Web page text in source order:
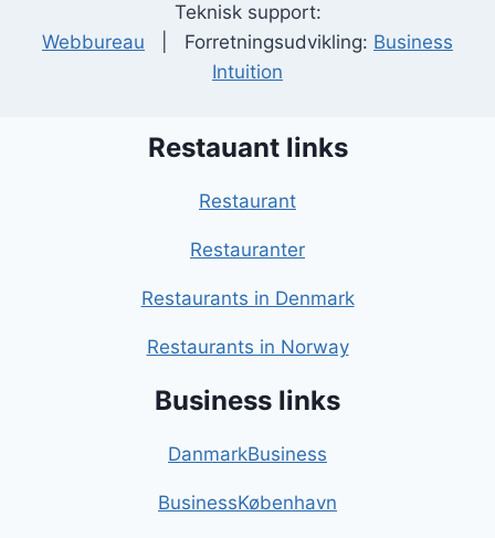
Teknisk support:
Webbureau | Forretningsudvikling: Business
Intuition
Restauant links
Restaurant
Restauranter
Restaurants in Denmark
Restaurants in Norway
Business links
DanmarkBusiness
BusinessKøbenhavn